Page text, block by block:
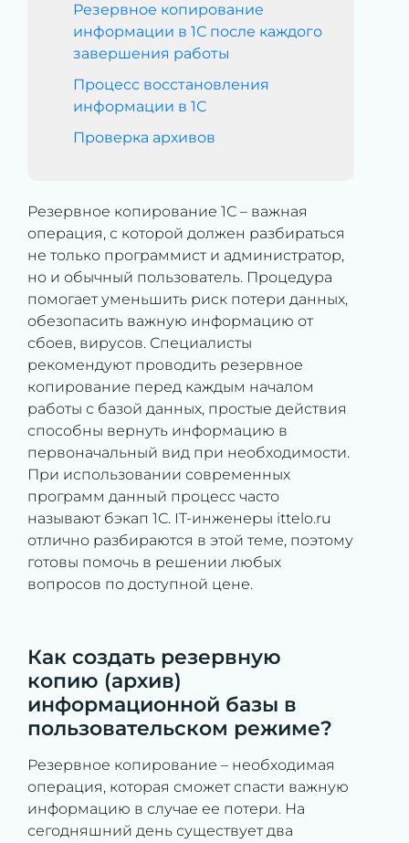
Резервное копирование
информации в 1С после каждого
завершения работы
Процесс восстановления
информации в 1С
Проверка архивов
Резервное копирование 1С – важная
операция, с которой должен разбираться
не только программист и администратор,
но и обычный пользователь. Процедура
помогает уменьшить риск потери данных,
обезопасить важную информацию от
сбоев, вирусов. Специалисты
рекомендуют проводить резервное
копирование перед каждым началом
работы с базой данных, простые действия
способны вернуть информацию в
первоначальный вид при необходимости.
При использовании современных
программ данный процесс часто
называют бэкап 1С. IT-инженеры ittelo.ru
отлично разбираются в этой теме, поэтому
готовы помочь в решении любых
вопросов по доступной цене.
Как создать резервную
копию (архив)
информационной базы в
пользовательском режиме?
Резервное копирование – необходимая
операция, которая сможет спасти важную
информацию в случае ее потери. На
сегодняшний день существует два